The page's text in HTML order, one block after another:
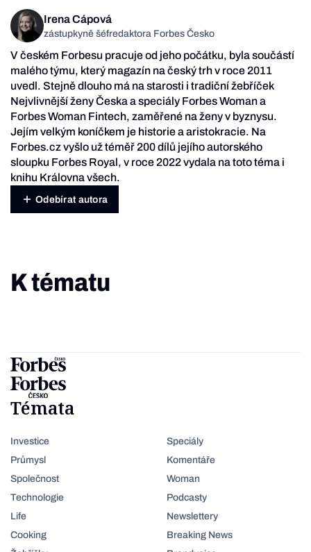
Irena Cápová
zástupkyně šéfredaktora Forbes Česko
V českém Forbesu pracuje od jeho počátku, byla součástí
malého týmu, který magazín na český trh v roce 2011
uvedl. Stejně dlouho má na starosti i tradiční žebříček
Nejvlivnější ženy Česka a speciály Forbes Woman a
Forbes Woman Fintech, zaměřené na ženy v byznysu.
Jejím velkým koníčkem je historie a aristokracie. Na
Forbes.cz vyšlo už téměř 200 dílů jejího autorského
sloupku Forbes Royal, v roce 2022 vydala na toto téma i
knihu Královna všech.
Odebírat autora
K tématu
Témata
Investice
Průmysl
Společnost
Technologie
Life
Cooking
Speciály
Komentáře
Woman
Podcasty
Newslettery
Breaking News